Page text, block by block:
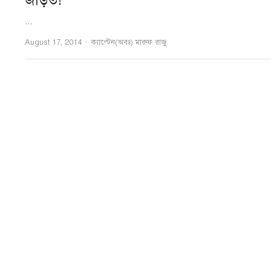
…
August 17, 2014 Author
ক্যাপ্টেন(অবঃ) মারুফ রাজু